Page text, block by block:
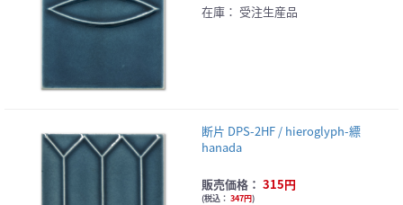
在庫： 受注生産品
断片 DPS-2HF / hieroglyph-縹
hanada
販売価格： 315円
(税込： 347円)